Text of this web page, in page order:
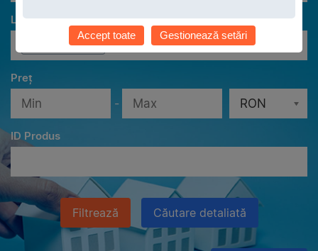
Localităţi
Toate localităţile
Preț
- RON
ID Produs
Filtrează Căutare detaliată
Accept toate Gestionează setări